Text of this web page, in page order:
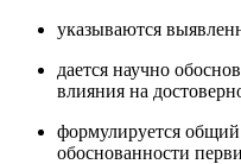
указываются
дается научно
влияния на
формулируется
обоснованности